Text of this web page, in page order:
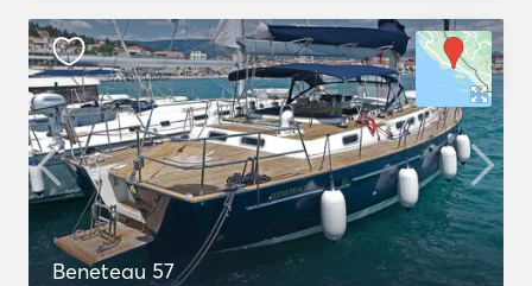
Beneteau 57